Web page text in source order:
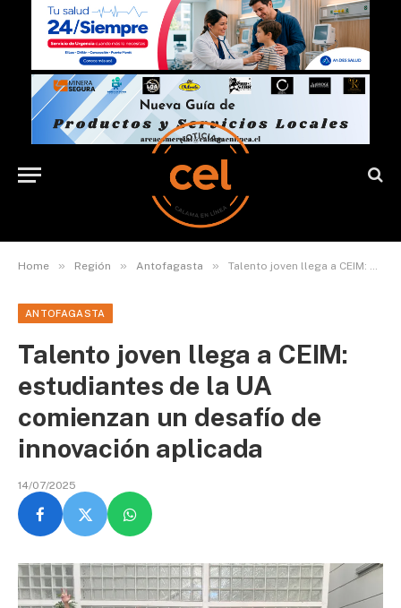
Home » Región » Antofagasta » Talento joven llega a CEIM: estudiantes de la UA comienzan un desafío de innovación aplicada
ANTOFAGASTA
Talento joven llega a CEIM:
estudiantes de la UA
comienzan un desafío de
innovación aplicada
14/07/2025